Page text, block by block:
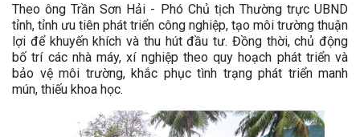
Theo ông Trần Sơn Hải - Phó Chủ tịch Thường trực UBND
tỉnh, tỉnh ưu tiên phát triển công nghiệp, tạo môi trường thuận
lợi để khuyến khích và thu hút đầu tư. Đồng thời, chủ động
bố trí các nhà máy, xí nghiệp theo quy hoạch phát triển và
bảo vệ môi trường, khắc phục tình trạng phát triển manh
mún, thiếu khoa học.